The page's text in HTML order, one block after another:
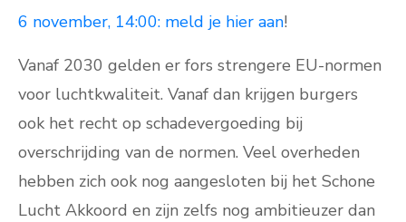
6 november, 14:00: meld je hier aan!
Vanaf 2030 gelden er fors strengere EU-normen
voor luchtkwaliteit. Vanaf dan krijgen burgers
ook het recht op schadevergoeding bij
overschrijding van de normen. Veel overheden
hebben zich ook nog aangesloten bij het Schone
Lucht Akkoord en zijn zelfs nog ambitieuzer dan